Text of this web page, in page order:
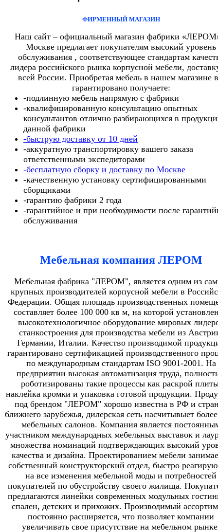
ФИРМЕННЫЙ МАГАЗИН
Наш сайт – официальный магазин фабрики
Москве предлагает покупателям высокий уровень
обслуживания , соответствующее стандартам
лидера российского рынка корпусной мебели,
всей России. Приобретая мебель в нашем магазине
гарантировано получаете:
-подлинную мебель напрямую с фабрики
-квалифицированную консультацию опытных
консультантов отлично разбирающихся в
данной фабрики
-быструю доставку от 10 дней
-аккуратную транспортировку вашего заказа
ответственными экспедиторами
-бесплатную сборку и доставку по Москве
-качественную установку сертифицированными
сборщиками
-гарантию фабрики 2 года
-гарантийное и при необходимости после
обслуживания
Мебельная компания ЛЕРОМ
Мебельная фабрика "ЛЕРОМ", является одним из
крупных производителей корпусной мебели в
Федерации. Общая площадь производственных
составляет более 100 000 кв м, на которой
высокотехнологичное оборудование мировых
станкостроения для производства мебели из
Германии, Италии. Качество производимой
гарантировано сертификацией производственного
по международным стандартам ISO 9001-2001. На
предприятии высокая автоматизация труда,
роботизированы такие процессы как раскрой
наклейка кромки и упаковка готовой продукции.
под брендом "ЛЕРОМ" хорошо известна в РФ и
ближнего зарубежья, дилерская сеть насчитывыет
мебельных салонов. Компания является
участником международных мебельных выставок и
множества номинаций подтверждающих высокий
качества и дизайна. Проектированием мебели
собственный конструкторский отдел, быстро
на все изменения мебельной моды и потребностей
покупателей по обустройству своего жилища.
предлагаются линейки современных модульных
спален, детских и прихожих. Производимый
постоянно расширяется, что позволяет компании
увеличивать свое присутствие на мебельном